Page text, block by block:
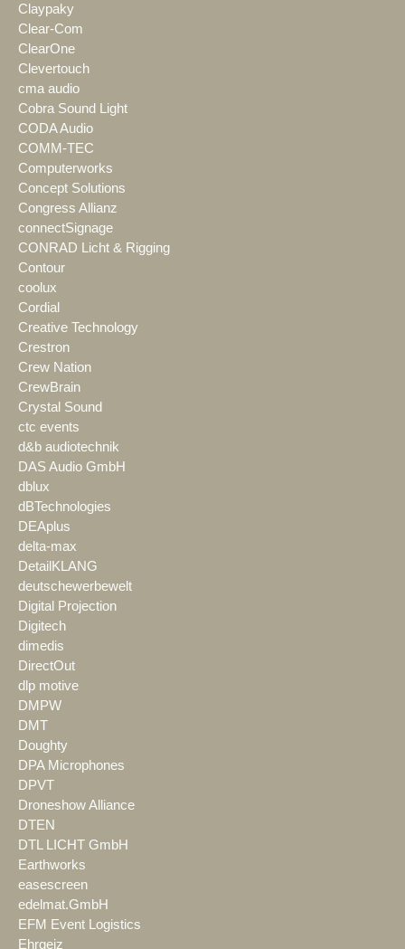
Claypaky
Clear-Com
ClearOne
Clevertouch
cma audio
Cobra Sound Light
CODA Audio
COMM-TEC
Computerworks
Concept Solutions
Congress Allianz
connectSignage
CONRAD Licht & Rigging
Contour
coolux
Cordial
Creative Technology
Crestron
Crew Nation
CrewBrain
Crystal Sound
ctc events
d&b audiotechnik
DAS Audio GmbH
dblux
dBTechnologies
DEAplus
delta-max
DetailKLANG
deutschewerbewelt
Digital Projection
Digitech
dimedis
DirectOut
dlp motive
DMPW
DMT
Doughty
DPA Microphones
DPVT
Droneshow Alliance
DTEN
DTL LICHT GmbH
Earthworks
easescreen
edelmat.GmbH
EFM Event Logistics
Ehrgeiz